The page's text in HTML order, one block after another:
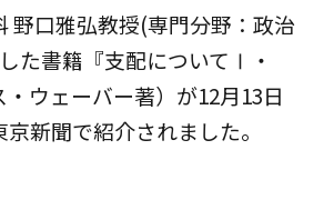
野口雅弘教授(専門分野：政治
た書籍『支配についてⅠ・
ウェーバー著）が12月13日
京新聞で紹介されました。